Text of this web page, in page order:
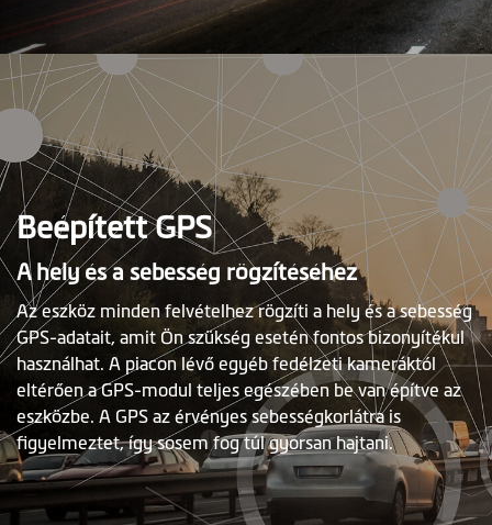
Beépített GPS
A hely és a sebesség rögzítéséhez
Az eszköz minden felvételhez rögzíti a hely és a sebesség
GPS-adatait, amit Ön szükség esetén fontos bizonyítékul
használhat. A piacon lévő egyéb fedélzeti kameráktól
eltérően a GPS-modul teljes egészében be van építve az
eszközbe. A GPS az érvényes sebességkorlátra is
figyelmeztet, így sosem fog túl gyorsan hajtani.